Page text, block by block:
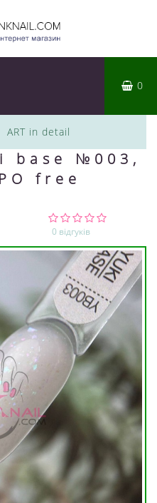
0
ART in detail
base №003,
free
0 відгуків